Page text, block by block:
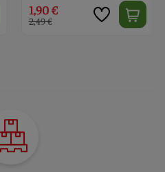
1,90 €
2,49 €